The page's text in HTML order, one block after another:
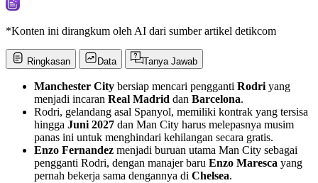
*Konten ini dirangkum oleh AI dari sumber artikel detikcom
Ringkasan Data Tanya Jawab
Manchester City bersiap mencari pengganti Rodri yang
menjadi incaran Real Madrid dan Barcelona.
Rodri, gelandang asal Spanyol, memiliki kontrak yang tersisa
hingga Juni 2027 dan Man City harus melepasnya musim
panas ini untuk menghindari kehilangan secara gratis.
Enzo Fernandez menjadi buruan utama Man City sebagai
pengganti Rodri, dengan manajer baru Enzo Maresca yang
pernah bekerja sama dengannya di Chelsea.